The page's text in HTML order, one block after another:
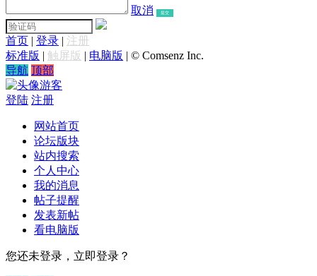
取消 提交
首页 | 登录 | 注册
标准版 | 触屏版 | 电脑版 | © Comsenz Inc.
导航 顶部
游客
登陆 注册
网站首页
论坛版块
站内搜索
个人中心
我的消息
帖子提醒
发表新帖
看电脑版
您还未登录，立即登录？